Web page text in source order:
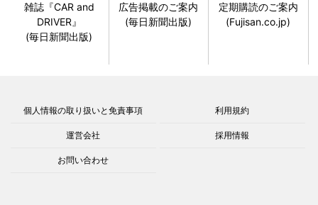
雑誌『CAR and
DRIVER』
(毎日新聞出版)
広告掲載のご案内
(毎日新聞出版)
定期購読のご案内
(Fujisan.co.jp)
個人情報の取り扱いと免責事項 利用規約
運営会社 採用情報
お問い合わせ